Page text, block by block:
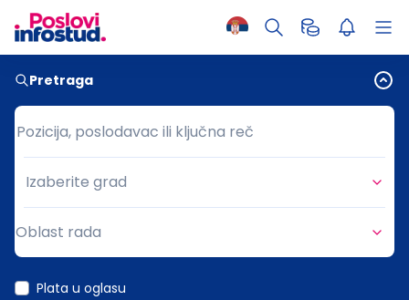
Pretraga
Pozicija, poslodavac ili ključna reč
Pozicija, poslodavac ili ključna reč
Grad
Izaberite grad
Oblast rada
Plata u oglasu